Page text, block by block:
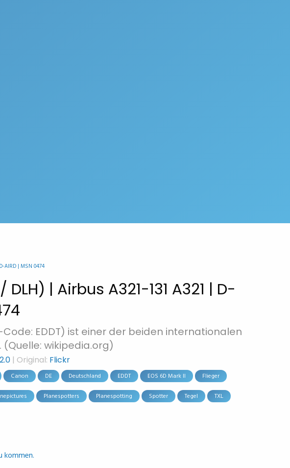
AIRD | MSN 0474
| Airbus A321-131 A321 | D-
Code: EDDT) ist einer der beiden internationalen
wikipedia.org)
| Original: Flickr
Canon DE Deutschland EDDT EOS 6D Mark II Flieger
Planespotters Planespotting Spotter Tegel TXL